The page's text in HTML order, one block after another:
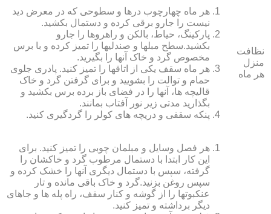
نظافت
منزل
هر ماه
هر ماه چهارچوب درها و سطوحی که در معرض دید
نیست را جارو برقی کرده و دستمال بکشید.
پارکینگ، حیاط، بالکن و راهروها را جارو
بکشید.سطح مبل‏ها و صندلی‏ها را تمیز کرده و با برس
مخصوص گرد و خاک آنها را بگیرید.
هر ماه سقف یکی از اتاق‏ها را تمیز کنید. پادری جلوی
حمام و توالت را بشویید و برای گرفتن گرد و خاک
قالیچه‏ ها، آنها را در فضای باز برده برس بکشید و
بگذارید مدتی زیر نور آفتاب بمانند.
پنکه سقفی و دریچه‏ های کولر را گردگیری کنید.
هر فصل وسایل و مبلمان چوبی را تمیز کنید. برای
این کار ابتدا با دستمال مرطوب گرد و خاک‏شان را
گرفته، سپس با دستمال دیگری آنها را خشک کرده و
سپس روغن بزنید.گرد و خاک باقی مانده و تار
عنکبوت‏ها را از گوشه و کنار سقف، راه پله‏ ها و جاهای
دیگر برداشته و تمیز کنید.